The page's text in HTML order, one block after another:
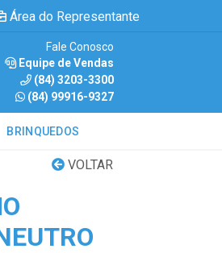
Área do Representante
Fale Conosco
Equipe de Vendas
(84) 3203-3300
(84) 99916-9327
BRINQUEDOS
VOLTAR